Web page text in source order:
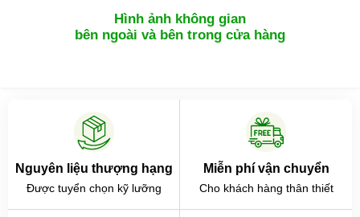
Hình ảnh không gian
bên ngoài và bên trong cửa hàng
Nguyên liệu thượng hạng
Được tuyển chọn kỹ lưỡng
Miễn phí vận chuyển
Cho khách hàng thân thiết